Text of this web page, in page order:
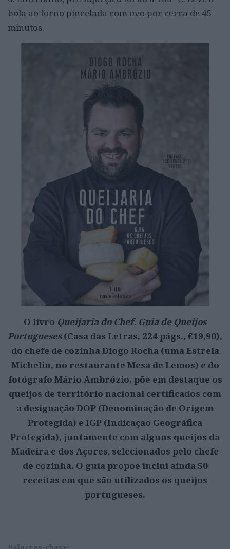
bola ao forno pincelada com ovo por cerca de 45
minutos.
O livro Queijaria do Chef. Guia de Queijos
Portugueses(Casa das Letras, 224 págs., €19,90),
do chefe de cozinha Diogo Rocha (uma Estrela
Michelin, no restaurante Mesa de Lemos) e do
fotógrafo Mário Ambrózio, põe em destaque os
queijos de território nacional certificados com
a designação DOP (Denominação de Origem
Protegida) e IGP (Indicação Geográfica
Protegida), juntamente com alguns queijos da
Madeira e dos Açores, selecionados pelo chefe
de cozinha. O guia propõe inclui ainda 50
receitas em que são utilizados os queijos
portugueses.